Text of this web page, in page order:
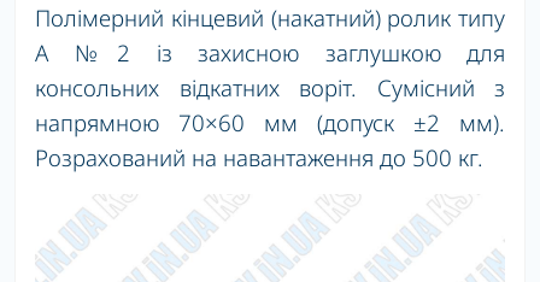
Полімерний кінцевий (накатний) ролик типу
А №2 із захисною заглушкою для
консольних відкатних воріт. Сумісний з
напрямною 70×60 мм (допуск ±2 мм).
Розрахований на навантаження до 500 кг.